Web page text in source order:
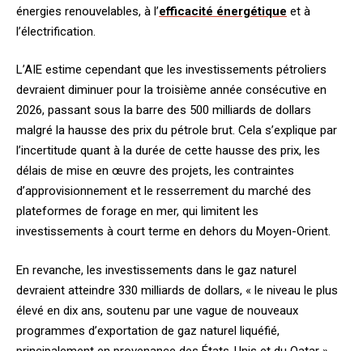
énergies renouvelables, à l’efficacité énergétique et à
l’électrification.
L’AIE estime cependant que les investissements pétroliers
devraient diminuer pour la troisième année consécutive en
2026, passant sous la barre des 500 milliards de dollars
malgré la hausse des prix du pétrole brut. Cela s’explique par
l’incertitude quant à la durée de cette hausse des prix, les
délais de mise en œuvre des projets, les contraintes
d’approvisionnement et le resserrement du marché des
plateformes de forage en mer, qui limitent les
investissements à court terme en dehors du Moyen-Orient.
En revanche, les investissements dans le gaz naturel
devraient atteindre 330 milliards de dollars, « le niveau le plus
élevé en dix ans, soutenu par une vague de nouveaux
programmes d’exportation de gaz naturel liquéfié,